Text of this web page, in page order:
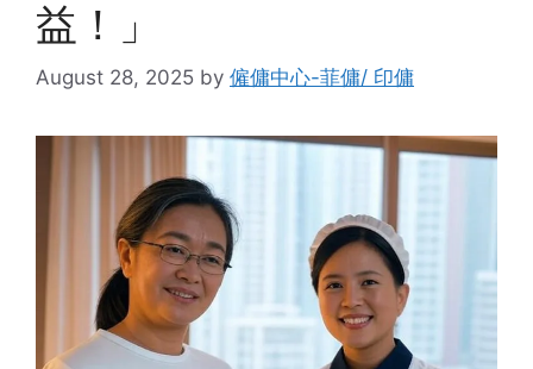
益！」
August 28, 2025 by 僱傭中心-菲傭/ 印傭